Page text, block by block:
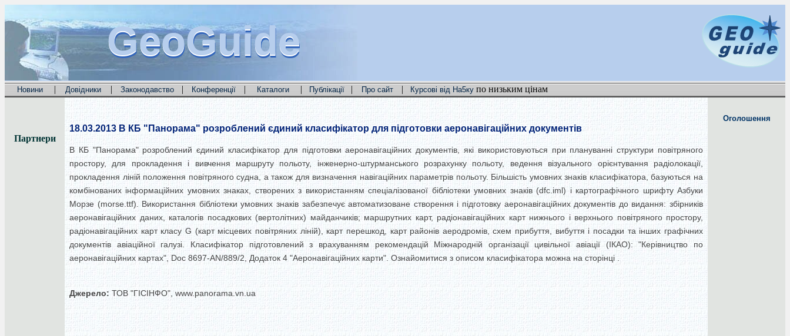
GeoGuide
GeoGuide
GeoGuide
Новини | Довідники | Законодавство | Конференції | Каталоги | Публікації | Про сайт | Курсові від На5ку по низьким цінам
Партнери
18.03.2013 В КБ "Панорама" розроблений єдиний класифікатор для підготовки аеронавігаційних документів
В КБ "Панорама" розроблений єдиний класифікатор для підготовки аеронавігаційних документів, які використовуються при плануванні структури повітряного
простору, для прокладення і вивчення маршруту польоту, інженерно-штурманського розрахунку польоту, ведення візуального орієнтування радіолокації,
прокладення ліній положення повітряного судна, а також для визначення навігаційних параметрів польоту. Більшість умовних знаків класифікатора, базуються на
комбінованих інформаційних умовних знаках, створених з використанням спеціалізованої бібліотеки умовних знаків (dfc.iml) і картографічного шрифту Азбуки
Морзе (morse.ttf). Використання бібліотеки умовних знаків забезпечує автоматизоване створення і підготовку аеронавігаційних документів до видання: збірників
аеронавігаційних даних, каталогів посадкових (вертолітних) майданчиків; маршрутних карт, радіонавігаційних карт нижнього і верхнього повітряного простору,
радіонавігаційних карт класу G (карт місцевих повітряних ліній), карт перешкод, карт районів аеродромів, схем прибуття, вибуття і посадки та інших графічних
документів авіаційної галузі. Класифікатор підготовлений з врахуванням рекомендацій Міжнародній організації цивільної авіації (ІКАО): "Керівництво по
аеронавігаційних картах", Doc 8697-AN/889/2, Додаток 4 "Аеронавігаційних карти". Ознайомитися з описом класифікатора можна на сторінці .
Джерело: ТОВ "ГІСІНФО", www.panorama.vn.ua
Оголошення